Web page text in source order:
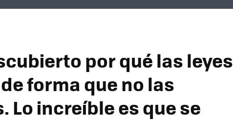
por qué las leyes
forma que no las
Lo increíble es que se